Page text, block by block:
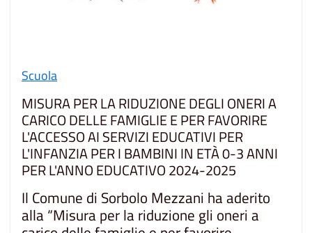
Scuola
MISURA PER LA RIDUZIONE DEGLI ONERI A
CARICO DELLE FAMIGLIE E PER FAVORIRE
L'ACCESSO AI SERVIZI EDUCATIVI PER
L'INFANZIA PER I BAMBINI IN ETÀ 0-3 ANNI
PER L'ANNO EDUCATIVO 2024-2025
Il Comune di Sorbolo Mezzani ha aderito
alla “Misura per la riduzione gli oneri a